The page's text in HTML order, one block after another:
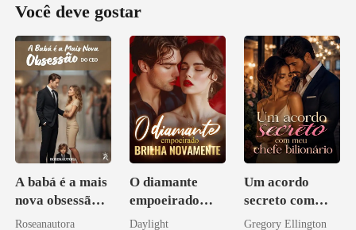
Você deve gostar
A babá é a mais
nova obsessão
do CEO
Roseanautora
O diamante
empoeirado
brilha
Daylight
Um acordo
secreto com
meu chefe
Gregory Ellington